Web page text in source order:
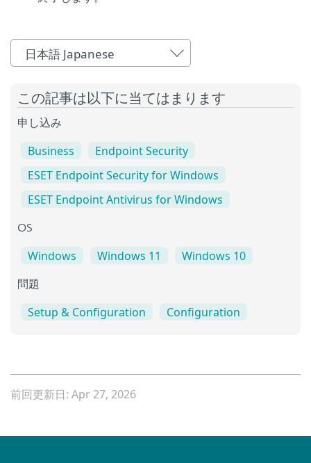
日本語 Japanese
この記事は以下に当てはまります
申し込み
Business
Endpoint Security
ESET Endpoint Security for Windows
ESET Endpoint Antivirus for Windows
OS
Windows Windows 11 Windows 10
問題
Setup & Configuration Configuration
前回更新日: Apr 27, 2026